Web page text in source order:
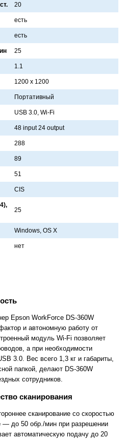
20
есть
есть
25
1.1
1200 x 1200
Портaтивный
USB 3.0, Wi-Fi
48 input 24 output
288
89
51
CIS
25
Windows, OS X
нет
Epson WorkForce DS-360W
и автономную работу от
модуль Wi-Fi позволяет
а при необходимости
3.0. Вес всего 1,3 кг и габариты,
папкой, делают DS-360W
сотрудников.
сканирования
сканирование со скоростью
— до 50 обр./мин при разрешении
автоматическую подачу до 20